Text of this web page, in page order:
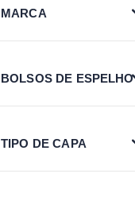
MARCA
BOLSOS DE ESPELHO
TIPO DE CAPA